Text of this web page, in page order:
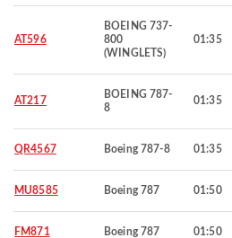
AT596
BOEING 737-
800
(WINGLETS)
01:35
AT217
BOEING 787-
8
01:35
QR4567 Boeing 787-8 01:35
MU8585 Boeing 787 01:50
FM871 Boeing 787 01:50